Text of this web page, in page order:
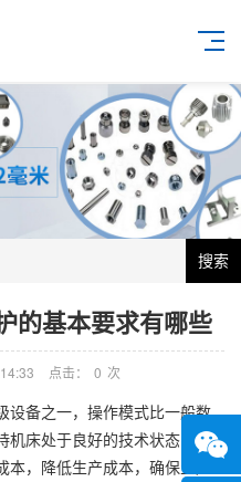
搜索
的基本要求有哪些
点击： 0 次
设备之一，操作模式比一般数
机床处于良好的技术状态，延
，降低生产成本，确保生产